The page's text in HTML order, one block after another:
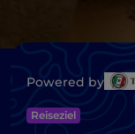
Powered by
Reiseziel